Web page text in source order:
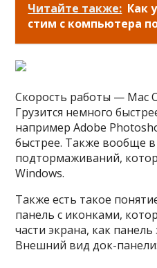
Читайте также: Как
стим с компьютера
Скорость работы — Mac
Грузится немного
например Adobe
быстрее. Также вообще
подтормаживаний,
Windows.
Также есть такое
панель с иконками,
части экрана, как
Внешний вид док-панели: